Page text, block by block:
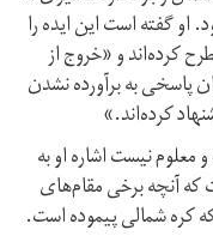
او گفته است این ایده را
کرده‌اند و «خروج از
پاسخی به برآورده نشدن
کرده‌اند.»
معلوم نیست اشاره او به
آنچه برخی مقام‌های
کره شمالی پیموده است.